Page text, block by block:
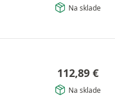
Na sklade
112,89 €
Na sklade